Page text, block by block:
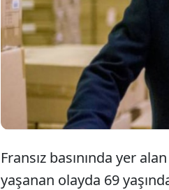
Fransız basınında yer
yaşanan olayda 69